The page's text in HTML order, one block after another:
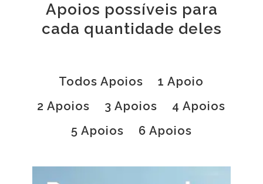
Apoios possíveis para
cada quantidade deles
Todos Apoios
1 Apoio
2 Apoios
3 Apoios
4 Apoios
5 Apoios
6 Apoios